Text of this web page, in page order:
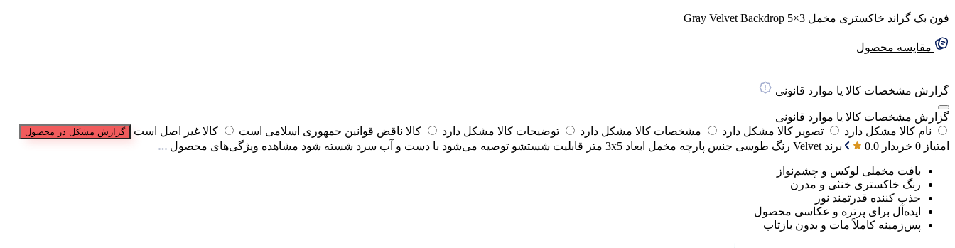
فون بک گراند خاکستری مخمل Gray Velvet Backdrop 5×3
مقایسه محصول
گزارش مشخصات کالا یا موارد قانونی
گزارش مشخصات کالا یا موارد قانونی
نام کالا مشکل دارد
تصویر کالا مشکل دارد مشخصات کالا مشکل دارد توضیحات کالا مشکل دارد کالا ناقض قوانین جمهوری اسلامی است کالا غیر اصل است گزارش مشکل در محصول
امتیاز 0 خریدار 0.0 برند Velvet رنگ طوسی جنس پارچه مخمل ابعاد 3x5 متر قابلیت شستشو توصیه می‌شود با دست و آب سرد شسته شود مشاهده ویژگی‌های محصول
بافت مخملی لوکس و چشم‌نواز
رنگ خاکستری خنثی و مدرن
جذب کننده قدرتمند نور
ایده‌آل برای پرتره و عکاسی محصول
پس‌زمینه کاملاً مات و بدون بازتاب